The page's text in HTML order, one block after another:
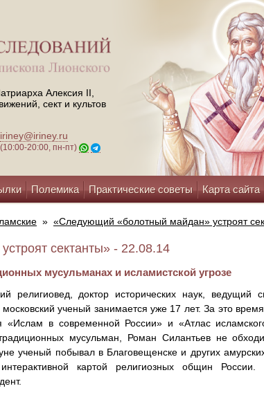
Алексия II,
сект и культов
iriney@iriney.ru
20:00, пн-пт)
Полемика Практические советы Карта сайта
» «Следующий «болотный майдан» устроят
сектанты» - 22.08.14
мусульманах и исламистской угрозе
религиовед, доктор исторических наук, ведущий
ученый занимается уже 17 лет. За это
«Ислам в современной России» и «Атлас
мусульман, Роман Силантьев не
ученый побывал в Благовещенске и других
картой религиозных общин России.